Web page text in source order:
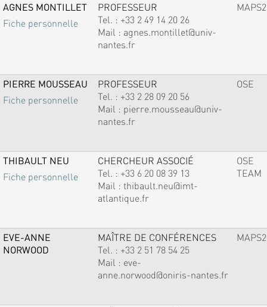
AGNES MONTILLET
Fiche personnelle
PROFESSEUR
Tel. : +33 2 49 14 20 26
Mail : agnes.montillet@univ-
nantes.fr
MAPS2
PIERRE MOUSSEAU
Fiche personnelle
PROFESSEUR
Tel. : +33 2 28 09 20 56
Mail : pierre.mousseau@univ-
nantes.fr
OSE
THIBAULT NEU
Fiche personnelle
CHERCHEUR ASSOCIÉ
Tel. : +33 6 20 08 39 13
Mail : thibault.neu@imt-
atlantique.fr
OSE
TEAM
EVE-ANNE
NORWOOD
MAÎTRE DE CONFÉRENCES
Tel. : +33 2 51 78 54 25
Mail : eve-
anne.norwood@oniris-nantes.fr
MAPS2